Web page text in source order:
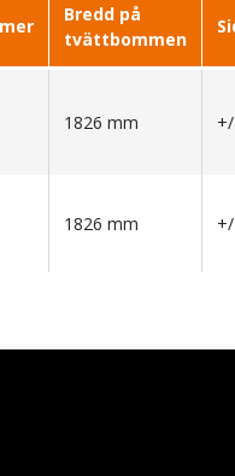
Bredd på
tvättbommen
1826 mm
1826 mm